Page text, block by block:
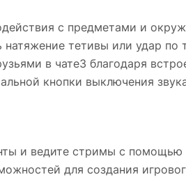
с предметами и
тетивы или удар
в чате3 благодаря
кнопки выключения
и ведите стримы с помощью
для создания